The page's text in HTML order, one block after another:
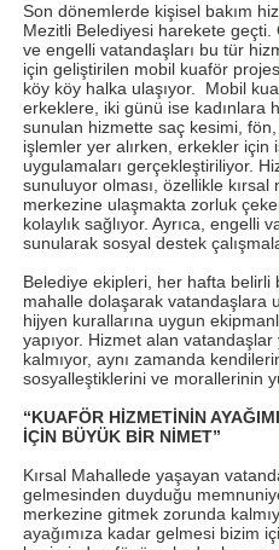
Son dönemlerde kişisel bakım
Mezitli Belediyesi harekete geçti.
ve engelli vatandaşları bu tür
için geliştirilen mobil kuaför
köy köy halka ulaşıyor. Mobil
erkeklere, iki günü ise kadınlara
sunulan hizmette saç kesimi,
işlemler yer alırken, erkekler için
uygulamaları gerçekleştiriliyor.
sunuluyor olması, özellikle
merkezine ulaşmakta zorluk
kolaylık sağlıyor. Ayrıca, engelli
sunularak sosyal destek
Belediye ekipleri, her hafta
mahalle dolaşarak vatandaşlara
hijyen kurallarına uygun
yapıyor. Hizmet alan vatandaşlar
kalmıyor, aynı zamanda
sosyalleştiklerini ve morallerinin
“KUAFÖR HİZMETİNİN
İÇİN BÜYÜK BİR NİMET”
Kırsal Mahallede yaşayan
gelmesinden duyduğu
merkezine gitmek zorunda
ayağımıza kadar gelmesi bizim